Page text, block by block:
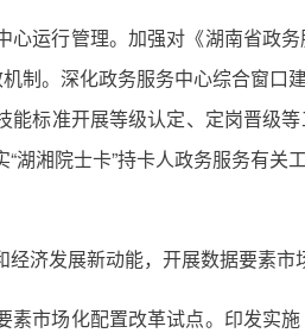
心运行管理。加强对《湖南省
制。深化政务服务中心综合窗
能标准开展等级认定、定岗晋级
湖湘院士卡”持卡人政务服务有
经济发展新动能，开展数据要素市
素市场化配置改革试点。印发